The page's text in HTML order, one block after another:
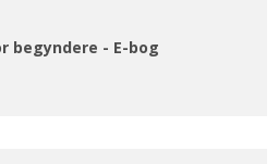
begyndere - E-bog